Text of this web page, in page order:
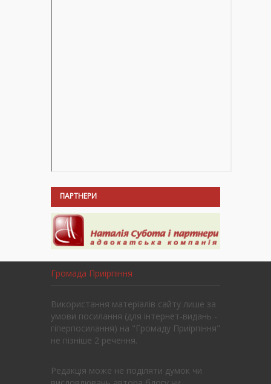
ПАРТНЕРИ
Громада Приірпіння
Використання матеріалів сайту лише за
умови посилання (для інтернет-видань -
гіперпосилання) на "Громаду Приірпіння"
не пізніше 2 речення.
Редакція може не поділяти думок чи